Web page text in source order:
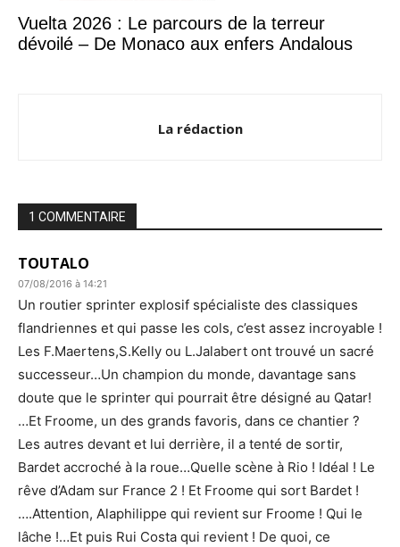
Vuelta 2026 : Le parcours de la terreur
dévoilé – De Monaco aux enfers Andalous
La rédaction
1 COMMENTAIRE
TOUTALO
07/08/2016 à 14:21
Un routier sprinter explosif spécialiste des classiques
flandriennes et qui passe les cols, c’est assez incroyable !
Les F.Maertens,S.Kelly ou L.Jalabert ont trouvé un sacré
successeur…Un champion du monde, davantage sans
doute que le sprinter qui pourrait être désigné au Qatar!
…Et Froome, un des grands favoris, dans ce chantier ?
Les autres devant et lui derrière, il a tenté de sortir,
Bardet accroché à la roue…Quelle scène à Rio ! Idéal ! Le
rêve d’Adam sur France 2 ! Et Froome qui sort Bardet !
….Attention, Alaphilippe qui revient sur Froome ! Qui le
lâche !…Et puis Rui Costa qui revient ! De quoi, ce